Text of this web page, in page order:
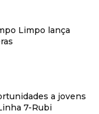
Limpo lança
a jovens
7-Rubi